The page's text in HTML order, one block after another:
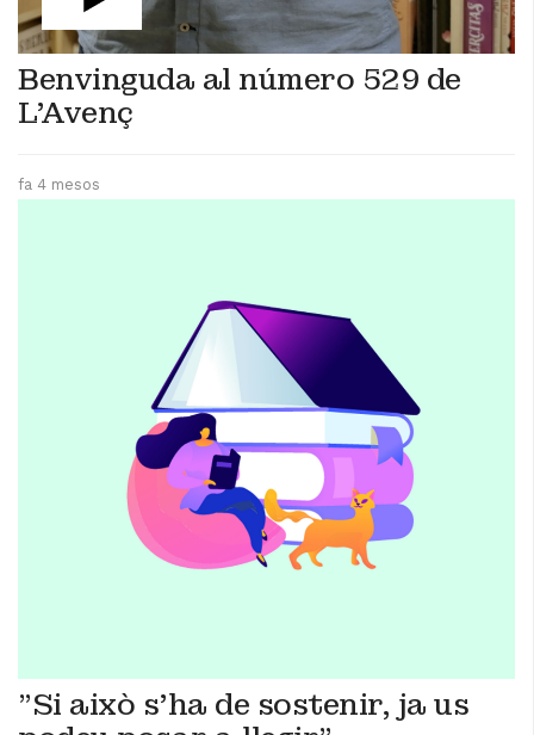
Benvinguda al número 529 de
L'Avenç
fa 4 mesos
"Si això s'ha de sostenir, ja us